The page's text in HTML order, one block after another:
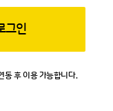
그인
동 후 이용 가능합니다.